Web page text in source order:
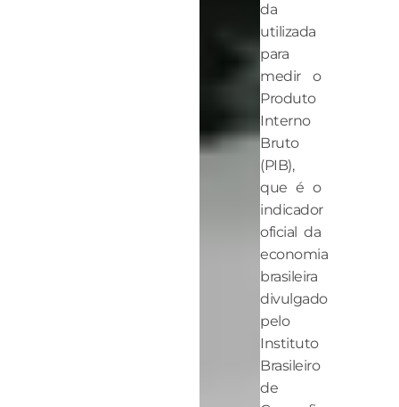
da
utilizada
para
medir o
Produto
Interno
Bruto
(PIB),
que é o
indicador
oficial da
economia
brasileira
divulgado
pelo
Instituto
Brasileiro
de